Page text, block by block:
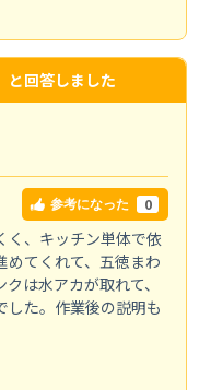
と回答しました
参考になった 0
く、キッチン単体で依
めてくれて、五徳まわ
は水アカが取れて、
した。作業後の説明も